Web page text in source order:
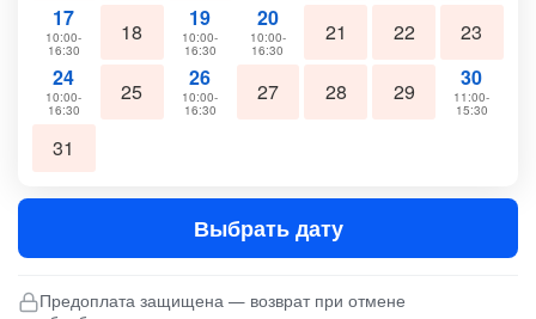
17
10:00-
16:30
18
19
10:00-
16:30
20
10:00-
16:30
21 22
23
24
10:00-
16:30
25
26
10:00-
16:30
27 28 29
30
11:00-
15:30
31
Выбрать дату
Предоплата защищена — возврат при отмене